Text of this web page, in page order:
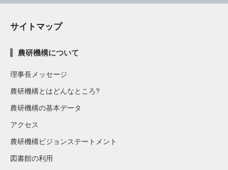
サイトマップ
農研機構について
理事長メッセージ
農研機構とはどんなところ?
農研機構の基本データ
アクセス
農研機構ビジョンステートメント
図書館の利用